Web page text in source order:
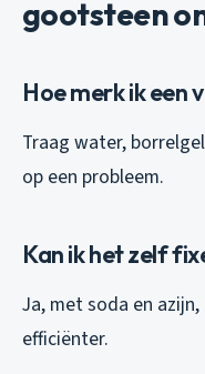
gootsteen
Hoe merk ik een
Traag water,
op een probleem.
Kan ik het zelf
Ja, met soda en
efficiënter.